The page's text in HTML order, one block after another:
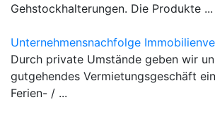
Gehstockhalterungen. Die Produkte ...
Unternehmensnachfolge
Durch private Umstände geben wir
gutgehendes Vermietungsgeschäft
Ferien- / ...